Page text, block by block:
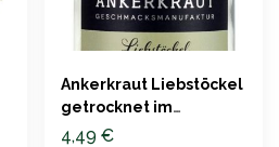
Ankerkraut Liebstöckel
getrocknet im
Korkenglas
4,49 €